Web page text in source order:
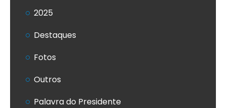
2025
Destaques
Fotos
Outros
Palavra do Presidente